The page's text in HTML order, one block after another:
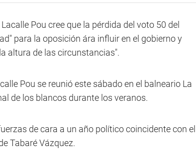
Pou cree que la pérdida del voto 50 del
para la oposición ára influir en el gobierno y
altura de las circunstancias".
Pou se reunió este sábado en el balneario La
de los blancos durante los veranos.
de cara a un año político coincidente con el
Tabaré Vázquez.